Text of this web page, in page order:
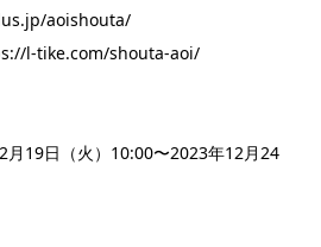
aoishouta/
l-tike.com/shouta-aoi/
月19日（火）10:00〜2023年12月24